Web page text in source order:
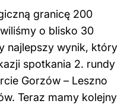
granicę 200
o blisko 30
najlepszy wynik, który
spotkania 2. rundy
Gorzów – Leszno
Teraz mamy kolejny